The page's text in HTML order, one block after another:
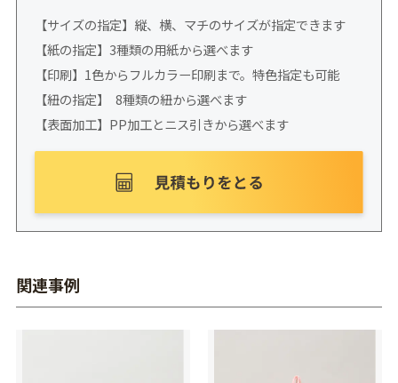
【サイズの指定】縦、横、マチのサイズが指定できます
【紙の指定】3種類の用紙から選べます
【印刷】1色からフルカラー印刷まで。特色指定も可能
【紐の指定】 8種類の紐から選べます
【表面加工】PP加工とニス引きから選べます
関連事例